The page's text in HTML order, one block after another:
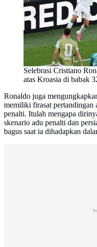
Selebrasi Cristiano
atas Kroasia di babak
Ronaldo juga
memiliki firasat pertandingan
penalti. Itulah mengapa
skenario adu penalti dan
bagus saat ia dihadapkan